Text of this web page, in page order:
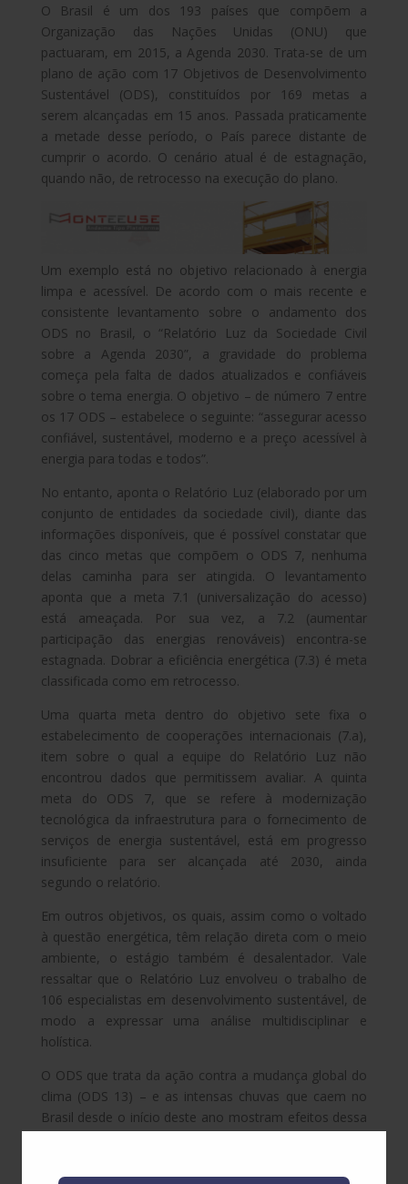
O Brasil é um dos 193 países que compõem a
Organização das Nações Unidas (ONU) que
pactuaram, em 2015, a Agenda 2030. Trata-se de um
plano de ação com 17 Objetivos de Desenvolvimento
Sustentável (ODS), constituídos por 169 metas a
serem alcançadas em 15 anos. Passada praticamente
a metade desse período, o País parece distante de
cumprir o acordo. O cenário atual é de estagnação,
quando não, de retrocesso na execução do plano.
Um exemplo está no objetivo relacionado à energia
limpa e acessível. De acordo com o mais recente e
consistente levantamento sobre o andamento dos
ODS no Brasil, o “Relatório Luz da Sociedade Civil
sobre a Agenda 2030”, a gravidade do problema
começa pela falta de dados atualizados e confiáveis
sobre o tema energia. O objetivo – de número 7 entre
os 17 ODS – estabelece o seguinte: “assegurar acesso
confiável, sustentável, moderno e a preço acessível à
energia para todas e todos”.
No entanto, aponta o Relatório Luz (elaborado por um
conjunto de entidades da sociedade civil), diante das
informações disponíveis, que é possível constatar que
das cinco metas que compõem o ODS 7, nenhuma
delas caminha para ser atingida. O levantamento
aponta que a meta 7.1 (universalização do acesso)
está ameaçada. Por sua vez, a 7.2 (aumentar
participação das energias renováveis) encontra-se
estagnada. Dobrar a eficiência energética (7.3) é meta
classificada como em retrocesso.
Uma quarta meta dentro do objetivo sete fixa o
estabelecimento de cooperações internacionais (7.a),
item sobre o qual a equipe do Relatório Luz não
encontrou dados que permitissem avaliar. A quinta
meta do ODS 7, que se refere à modernização
tecnológica da infraestrutura para o fornecimento de
serviços de energia sustentável, está em progresso
insuficiente para ser alcançada até 2030, ainda
segundo o relatório.
Em outros objetivos, os quais, assim como o voltado
à questão energética, têm relação direta com o meio
ambiente, o estágio também é desalentador. Vale
ressaltar que o Relatório Luz envolveu o trabalho de
106 especialistas em desenvolvimento sustentável, de
modo a expressar uma análise multidisciplinar e
holística.
O ODS que trata da ação contra a mudança global do
clima (ODS 13) – e as intensas chuvas que caem no
Brasil desde o início deste ano mostram efeitos dessa
Relatório Luz, como “em retrocesso”. A interrupção de